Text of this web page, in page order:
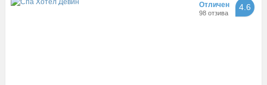
Отличен
98 отзива
4.6